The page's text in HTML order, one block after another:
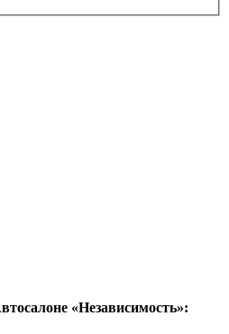
«Независимость»: